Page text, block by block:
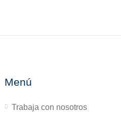
Menú
Trabaja con nosotros